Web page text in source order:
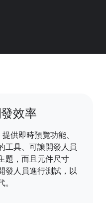
效率
供即時預覽功能、
工具、可讓開發人員
題，而且元件尺寸
發人員進行測試，以